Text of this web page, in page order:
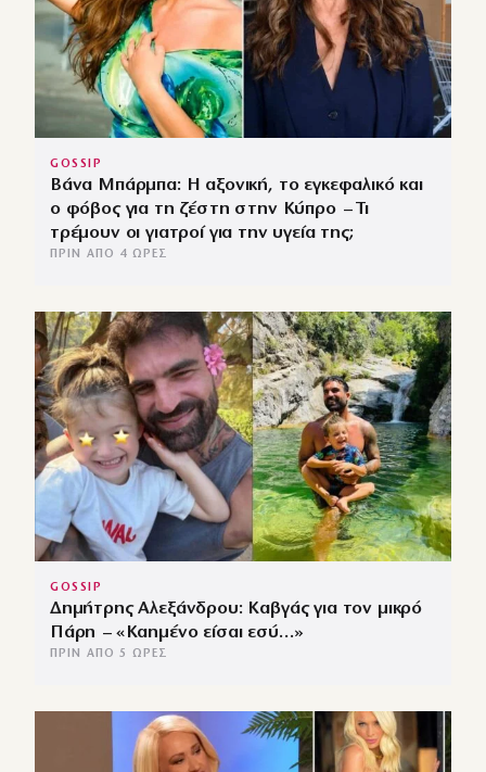
GOSSIP
Βάνα Μπάρμπα: Η αξονική, το εγκεφαλικό και
ο φόβος για τη ζέστη στην Κύπρο – Τι
τρέμουν οι γιατροί για την υγεία της;
ΠΡΙΝ ΑΠΌ 4 ΏΡΕΣ
GOSSIP
Δημήτρης Αλεξάνδρου: Καβγάς για τον μικρό
Πάρη – «Καημένο είσαι εσύ…»
ΠΡΙΝ ΑΠΌ 5 ΏΡΕΣ